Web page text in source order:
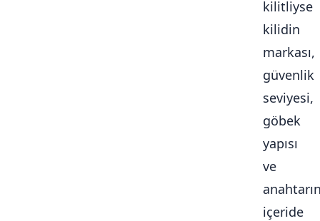
kilitliyse
kilidin
markası,
güvenlik
seviyesi,
göbek
yapısı
ve
içeride